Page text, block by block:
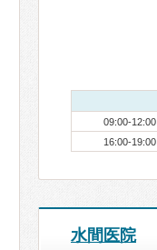
09:00-12:00
16:00-19:00
水間医院